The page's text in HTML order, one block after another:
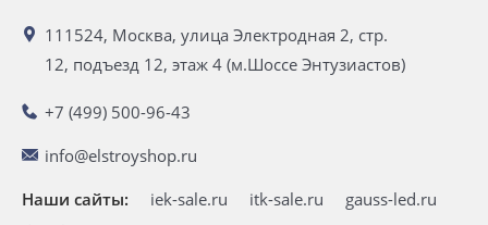
111524, Москва, улица Электродная 2, стр.
12, подъезд 12, этаж 4 (м.Шоссе Энтузиастов)
+7 (499) 500-96-43
info@elstroyshop.ru
Наши сайты: iek-sale.ru itk-sale.ru
gauss-led.ru